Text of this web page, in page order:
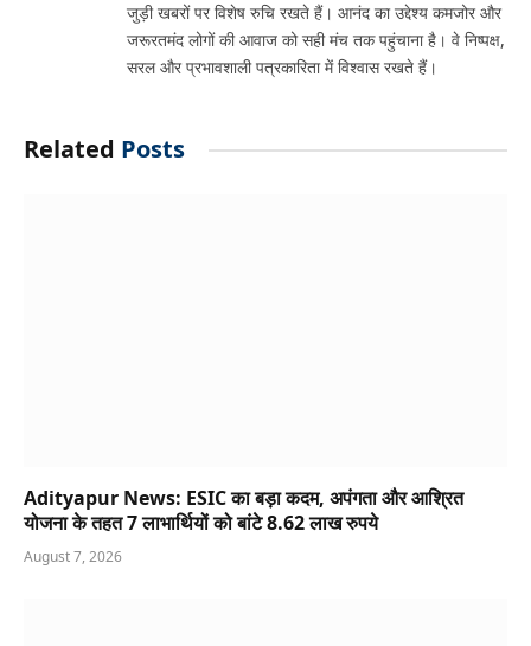
जुड़ी खबरों पर विशेष रुचि रखते हैं। आनंद का उद्देश्य कमजोर और
जरूरतमंद लोगों की आवाज को सही मंच तक पहुंचाना है। वे निष्पक्ष,
सरल और प्रभावशाली पत्रकारिता में विश्वास रखते हैं।
Related Posts
Adityapur News: ESIC का बड़ा कदम, अपंगता और आश्रित
योजना के तहत 7 लाभार्थियों को बांटे 8.62 लाख रुपये
August 7, 2026